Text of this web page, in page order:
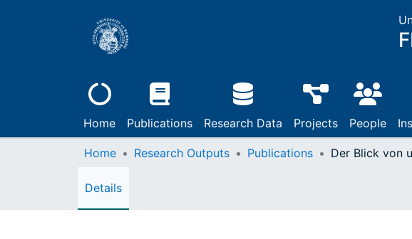
Home Publications Research Data Projects People
Home Research Outputs Publications
Details